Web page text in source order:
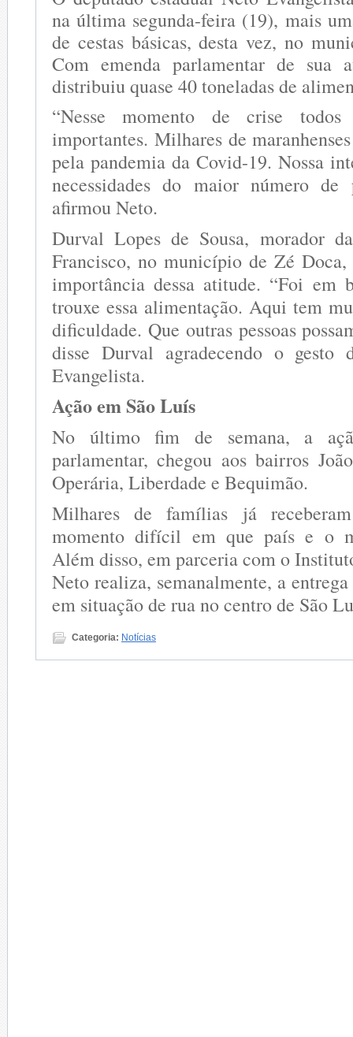
na última segunda-feira (19), mais
de cestas básicas, desta vez, no
Com emenda parlamentar de sua
distribuiu quase 40 toneladas de
“Nesse momento de crise
importantes. Milhares de
pela pandemia da Covid-19. Nossa
necessidades do maior número de
afirmou Neto.
Durval Lopes de Sousa, morador
Francisco, no município de Zé
importância dessa atitude. “Foi em
trouxe essa alimentação. Aqui tem
dificuldade. Que outras pessoas
disse Durval agradecendo o gesto
Evangelista.
Ação em São Luís
No último fim de semana, a
parlamentar, chegou aos bairros
Operária, Liberdade e Bequimão.
Milhares de famílias já
momento difícil em que país e o
Além disso, em parceria com o
Neto realiza, semanalmente, a entrega
em situação de rua no centro de São
Categoria: Notícias